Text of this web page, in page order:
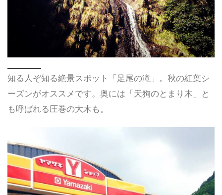
知る人ぞ知る絶景スポット「足尾の滝」。秋の紅葉シ
ーズンがオススメです。奥には「天狗のとまり木」と
も呼ばれる圧巻の大木も。